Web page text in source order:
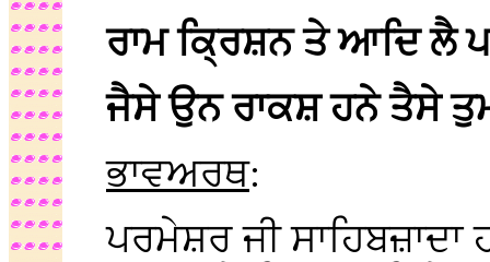
ਰਾਮ ਕ੍ਰਿਸ਼ਨ ਤੇ ਆਦਿ ਲੈ
ਜੈਸੇ ਉਨ ਰਾਕਸ਼ ਹਨੇ ਤੈਸੇ
ਭਾਵਅਰਥ:
ਪਰਮੇਸ਼ਰ ਜੀ